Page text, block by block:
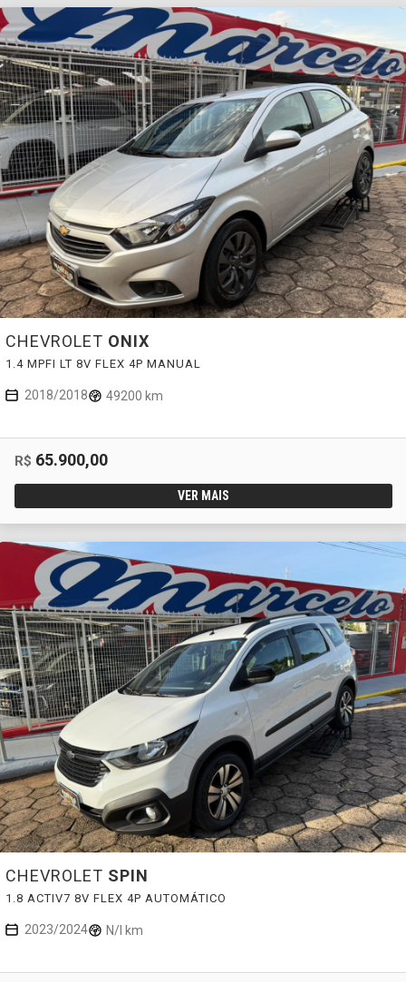
CHEVROLET ONIX
1.4 MPFI LT 8V FLEX 4P MANUAL
2018/2018 49200 km
R$ 65.900,00
VER MAIS
CHEVROLET SPIN
1.8 ACTIV7 8V FLEX 4P AUTOMÁTICO
2023/2024 N/I km